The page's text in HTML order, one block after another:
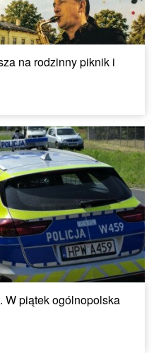
na rodzinny piknik i
W piątek ogólnopolska